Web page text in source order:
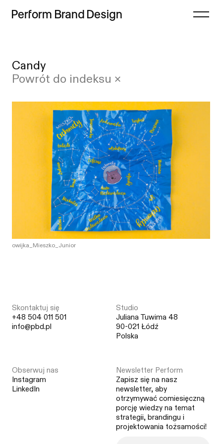
Perform Brand Design
Projekty
Refleksje
Indeks
Candy
Powrót do indeksu ×
owijka_Mieszko_Junior
Skontaktuj się
+48 504 011 501
info@pbd.pl
Studio
Juliana Tuwima 48
90-021 Łódź
Polska
Obserwuj nas
Instagram
LinkedIn
Newsletter Perform
Zapisz się na nasz
newsletter, aby
otrzymywać comiesięczną
porcję wiedzy na temat
strategii, brandingu i
projektowania tożsamości!